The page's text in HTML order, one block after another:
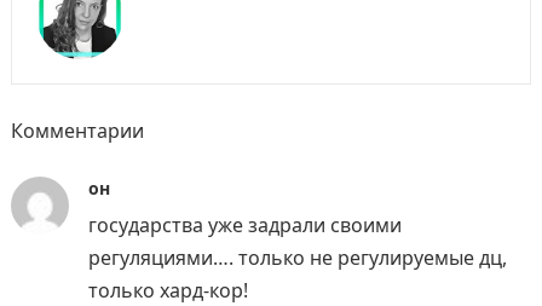
Комментарии
он
государства уже задрали своими
регуляциями…. только не регулируемые дц,
только хард-кор!